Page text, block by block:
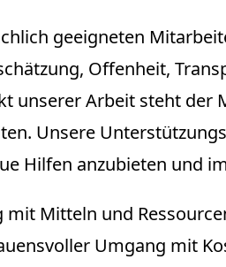
geeigneten
Offenheit,
unserer Arbeit steht der
Unsere
Hilfen anzubieten und
Mitteln und
Umgang mit